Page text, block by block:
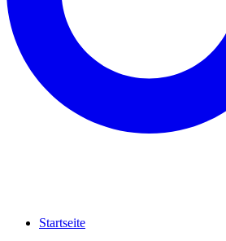
Startseite